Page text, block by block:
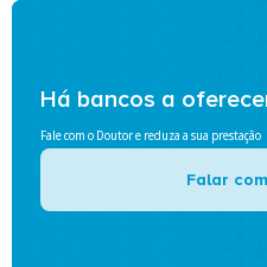
Há bancos a
Fale com o Doutor e reduza a sua prestação
Falar